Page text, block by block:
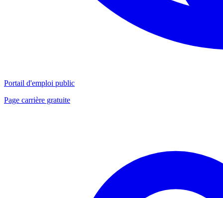
Portail d'emploi public
Page carrière gratuite